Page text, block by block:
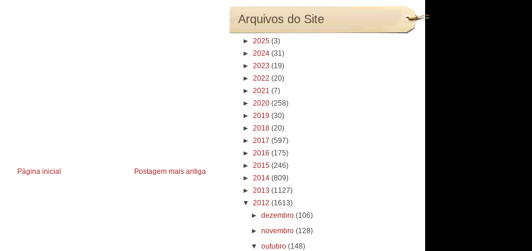
Postagem mais antiga
Página inicial
Arquivos do Site
► 2025 (3)
► 2024 (31)
► 2023 (19)
► 2022 (20)
► 2021 (7)
► 2020 (258)
► 2019 (30)
► 2018 (20)
► 2017 (597)
► 2016 (175)
► 2015 (246)
► 2014 (809)
► 2013 (1127)
▼ 2012 (1613)
►dezembro(106)
►novembro(128)
▼outubro(148)